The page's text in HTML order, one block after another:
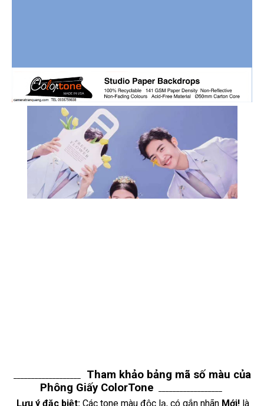
Tham khảo bảng mã số màu của
Phông Giấy ColorTone
Lưu ý đặc biệt: Các tone màu độc lạ, có gắn nhãn Mới! là